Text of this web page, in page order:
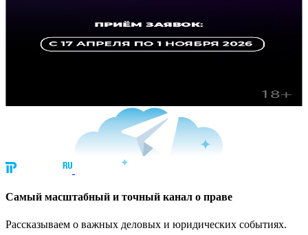
Cамый масштабный и точный канал о праве
Рассказываем о важных деловых и юридических событиях.